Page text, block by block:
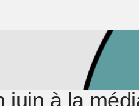
juin à la